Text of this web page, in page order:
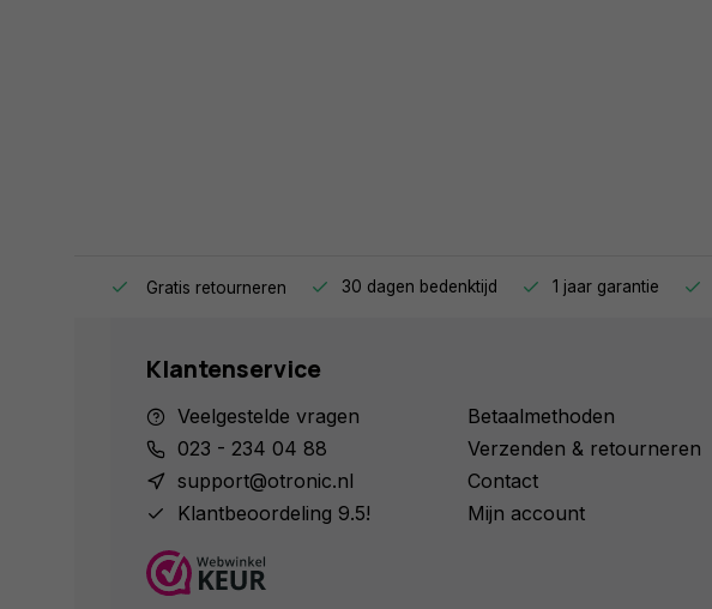
Gratis retourneren 30 dagen bedenktijd 1 jaar garantie
Klantenservice
Veelgestelde vragen
023 - 234 04 88
support@otronic.nl
Klantbeoordeling 9.5!
Betaalmethoden
Verzenden & retourneren
Contact
Mijn account